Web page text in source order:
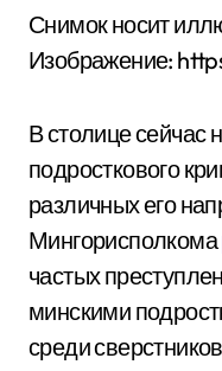
Снимок носит иллюстративный характер.
Изображение:
В столице сейчас
подросткового
различных его
Мингорисполкома
частых
минскими
среди